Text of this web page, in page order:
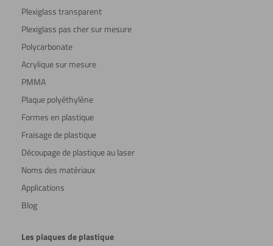
Plexiglass transparent
Plexiglass pas cher sur mesure
Polycarbonate
Acrylique sur mesure
PMMA
Plaque polyéthylène
Formes en plastique
Fraisage de plastique
Découpage de plastique au laser
Noms des matériaux
Applications
Blog
Les plaques de plastique